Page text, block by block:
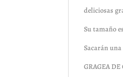
deliciosas
Su tamaño
Sacarán
GRAGEA